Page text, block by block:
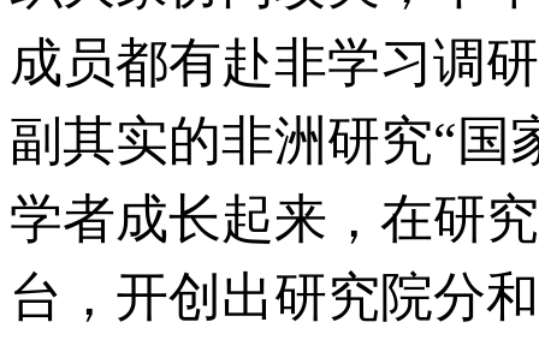
成员都有赴非学习调
副其实的非洲研究“国
学者成长起来，在研
台，开创出研究院分